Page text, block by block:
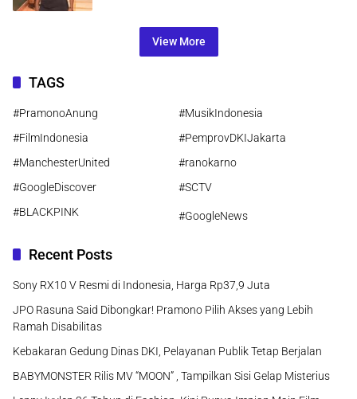
View More
TAGS
#PramonoAnung
#MusikIndonesia
#FilmIndonesia
#PemprovDKIJakarta
#ManchesterUnited
#ranokarno
#GoogleDiscover
#SCTV
#BLACKPINK
#GoogleNews
Recent Posts
Sony RX10 V Resmi di Indonesia, Harga Rp37,9 Juta
JPO Rasuna Said Dibongkar! Pramono Pilih Akses yang Lebih
Ramah Disabilitas
Kebakaran Gedung Dinas DKI, Pelayanan Publik Tetap Berjalan
BABYMONSTER Rilis MV “MOON” , Tampilkan Sisi Gelap Misterius